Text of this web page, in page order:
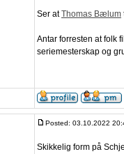
Ser atThomas Bælum
Antar forresten at folk
seriemesterskap og
Posted: 03.10.2022
Skikkelig form på